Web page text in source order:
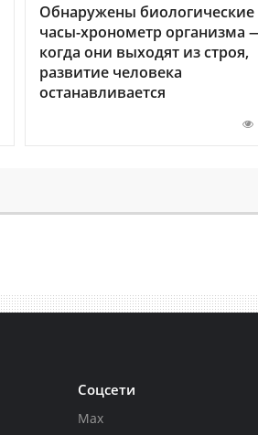
Обнаружены биологические
часы-хронометр организма
когда они выходят из строя,
развитие человека
останавливается
Соцсети
Max